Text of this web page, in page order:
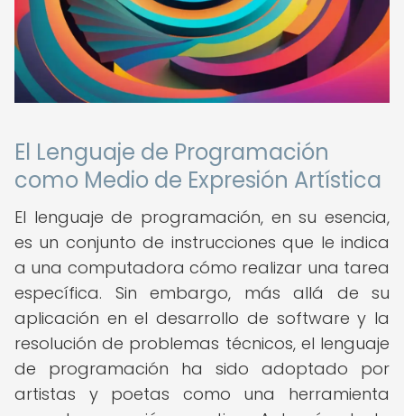
El Lenguaje de Programación
como Medio de Expresión Artística
El lenguaje de programación, en su esencia,
es un conjunto de instrucciones que le indica
a una computadora cómo realizar una tarea
específica. Sin embargo, más allá de su
aplicación en el desarrollo de software y la
resolución de problemas técnicos, el lenguaje
de programación ha sido adoptado por
artistas y poetas como una herramienta